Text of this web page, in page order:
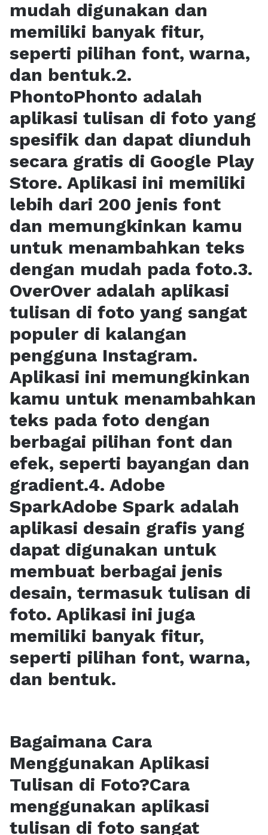
mudah digunakan dan
memiliki banyak fitur,
seperti pilihan font, warna,
dan bentuk.2.
PhontoPhonto adalah
aplikasi tulisan di foto yang
spesifik dan dapat diunduh
secara gratis di Google Play
Store. Aplikasi ini memiliki
lebih dari 200 jenis font
dan memungkinkan kamu
untuk menambahkan teks
dengan mudah pada foto.3.
OverOver adalah aplikasi
tulisan di foto yang sangat
populer di kalangan
pengguna Instagram.
Aplikasi ini memungkinkan
kamu untuk menambahkan
teks pada foto dengan
berbagai pilihan font dan
efek, seperti bayangan dan
gradient.4. Adobe
SparkAdobe Spark adalah
aplikasi desain grafis yang
dapat digunakan untuk
membuat berbagai jenis
desain, termasuk tulisan di
foto. Aplikasi ini juga
memiliki banyak fitur,
seperti pilihan font, warna,
dan bentuk.
Bagaimana Cara
Menggunakan Aplikasi
Tulisan di Foto?Cara
menggunakan aplikasi
tulisan di foto sangat